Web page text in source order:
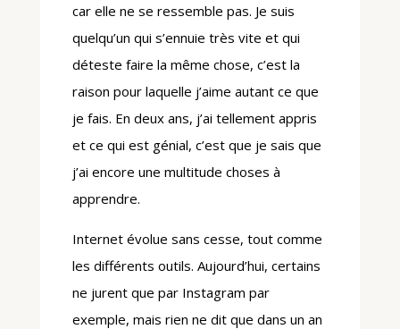
car elle ne se ressemble pas. Je suis
quelqu’un qui s’ennuie très vite et qui
déteste faire la même chose, c’est la
raison pour laquelle j’aime autant ce que
je fais. En deux ans, j’ai tellement appris
et ce qui est génial, c’est que je sais que
j’ai encore une multitude choses à
apprendre.
Internet évolue sans cesse, tout comme
les différents outils. Aujourd’hui, certains
ne jurent que par Instagram par
exemple, mais rien ne dit que dans un an